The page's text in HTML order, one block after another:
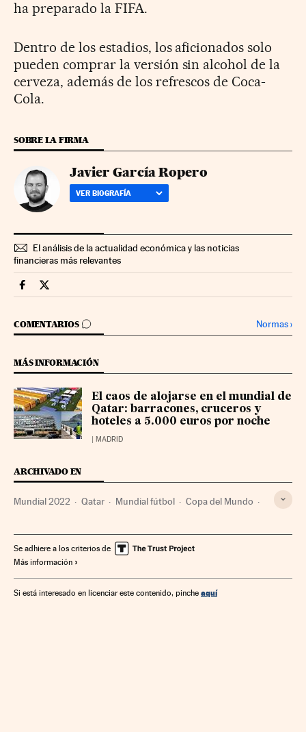
ha preparado la FIFA.
Dentro de los estadios, los aficionados solo
pueden comprar la versión sin alcohol de la
cerveza, además de los refrescos de Coca-
Cola.
SOBRE LA FIRMA
Javier García Ropero
VER BIOGRAFÍA
El análisis de la actualidad económica y las noticias
financieras más relevantes
Companias Cinco Días en Facebook
Companias Cinco Días en Twitter
COMENTARIOS
IR A LOS COMENTARIOS Normas›
MÁS INFORMACIÓN
El caos de alojarse en el mundial de
Qatar: barracones, cruceros y
hoteles a 5.000 euros por noche
| MADRID
ARCHIVADO EN
Mundial 2022 Qatar Mundial fútbol Copa del Mundo
Competiciones Deportes
Se adhiere a los criterios de
Más información
Si está interesado en licenciar este contenido, pinche aquí